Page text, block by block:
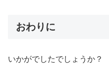
おわりに
いかがでしたでしょうか？